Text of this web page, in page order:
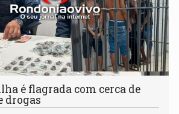
é flagrada com cerca de
drogas